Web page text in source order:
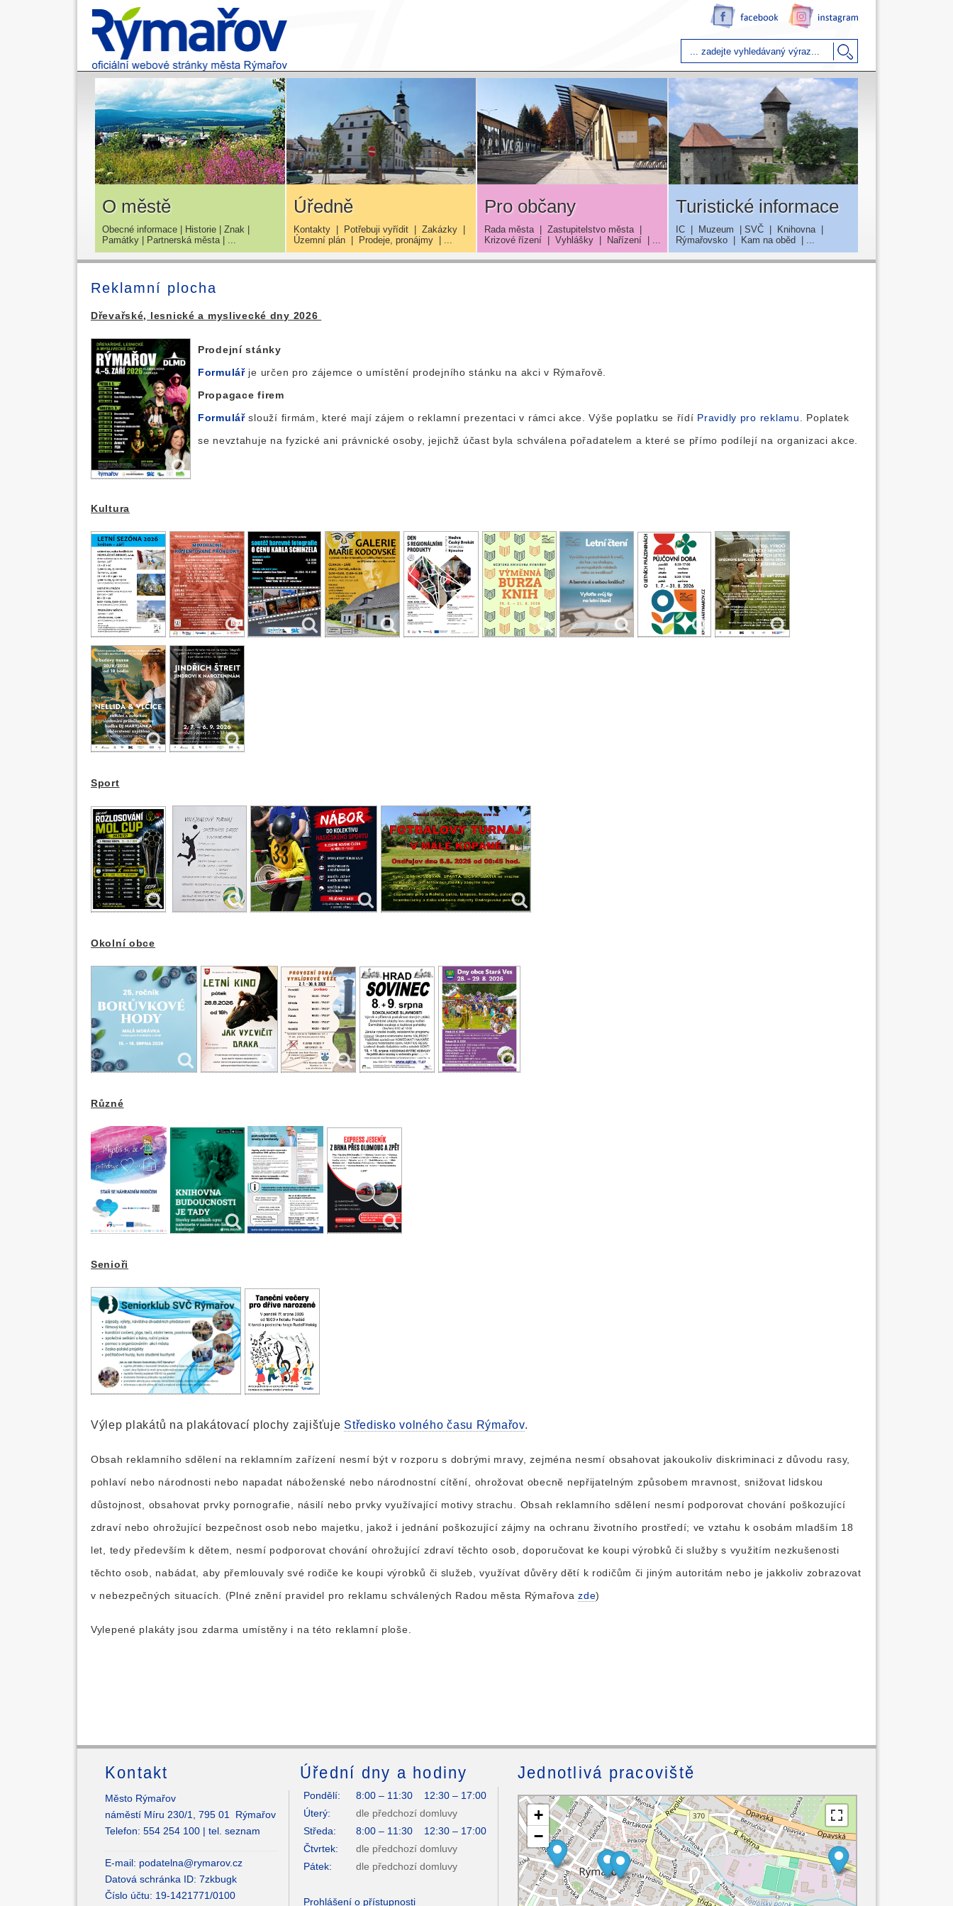
O městě
Obecné informace | Historie | Znak |
Památky | Partnerská města | ...
Úředně
Kontakty| Potřebuji vyřídit| Zakázky|
Územní plán| Prodeje, pronájmy| ...
Pro občany
Rada města | Zastupitelstvo města |
Krizové řízení | Vyhlášky | Nařízení | ...
Turistické informace
IC| Muzeum | SVČ| Knihovna|
Rýmařovsko| Kam na oběd| ...
Reklamní plocha
Dřevařské, lesnické a myslivecké dny 2026
Prodejní stánky
Formulářje určen pro zájemce o umístění prodejního stánku na akci v Rýmařově.
Propagace firem
Formulářslouží firmám, které mají zájem o reklamní prezentaci v rámci akce. Výše poplatku se řídí Pravidly pro reklamu
. Poplatek
se nevztahuje na fyzické ani právnické osoby, jejichž účast byla schválena pořadatelem a které se přímo podílejí na organizaci akce.
Kultura
Sport
Okolní obce
Různé
Senioři
Výlep plakátů na plakátovací plochy zajišťuje Středisko volného času Rýmařov.
Obsah reklamního sdělení na reklamním zařízení nesmí být v rozporu s dobrými mravy, zejména nesmí obsahovat jakoukoliv diskriminaci z důvodu rasy,
pohlaví nebo národnosti nebo napadat náboženské nebo národnostní cítění, ohrožovat obecně nepřijatelným způsobem mravnost, snižovat lidskou
důstojnost, obsahovat prvky pornografie, násilí nebo prvky využívající motivy strachu. Obsah reklamního sdělení nesmí podporovat chování poškozující
zdraví nebo ohrožující bezpečnost osob nebo majetku, jakož i jednání poškozující zájmy na ochranu životního prostředí; ve vztahu k osobám mladším 18
let, tedy především k dětem, nesmí podporovat chování ohrožující zdraví těchto osob, doporučovat ke koupi výrobků či služby s využitím nezkušenosti
těchto osob, nabádat, aby přemlouvaly své rodiče ke koupi výrobků či služeb, využívat důvěry dětí k rodičům či jiným autoritám nebo je jakkoliv zobrazovat
v nebezpečných situacích. (Plné znění pravidel pro reklamu schválených Radou města Rýmařovazde)
Vylepené plakáty jsou zdarma umístěny i na této reklamní ploše.
Kontakt
Město Rýmařov
náměstí Míru 230/1, 795 01 Rýmařov
Telefon: 554 254 100 | tel. seznam
E-mail: podatelna@rymarov.cz
Datová schránka ID: 7zkbugk
Číslo účtu: 19-1421771/0100
Úřední dny a hodiny
Pondělí:
8:00 – 11:30 12:30 – 17:00
Úterý:
dle předchozí domluvy
Středa:
8:00 – 11:30 12:30 – 17:00
Čtvrtek:
dle předchozí domluvy
Pátek:
dle předchozí domluvy
Prohlášení o přístupnosti
Jednotlivá pracoviště
+
−